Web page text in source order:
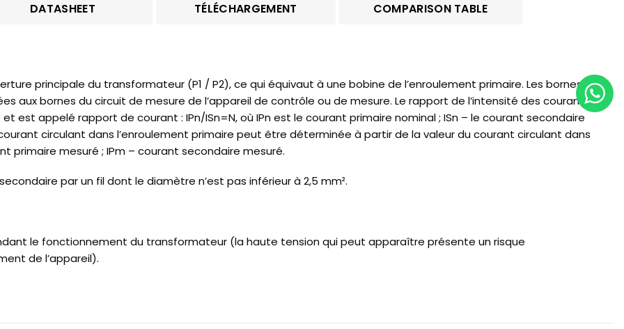
DATASHEET TÉLÉCHARGEMENT COMPARISON TABLE
principale du transformateur (P1 / P2), ce qui équivaut à une bobine de l’enroulement primaire. Les bornes
aux bornes du circuit de mesure de l’appareil de contrôle ou de mesure. Le rapport de l’intensité des courants
est appelé rapport de courant : IPn/ISn=N, où IPn est le courant primaire nominal ; ISn – le courant secondaire
circulant dans l’enroulement primaire peut être déterminée à partir de la valeur du courant circulant dans
primaire mesuré ; IPm – courant secondaire mesuré.
par un fil dont le diamètre n’est pas inférieur à 2,5 mm².
le fonctionnement du transformateur (la haute tension qui peut apparaître présente un risque
de l’appareil).